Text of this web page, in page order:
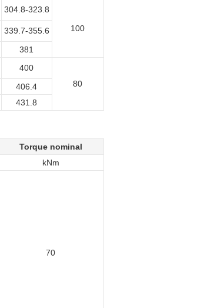
304.8-323.8
100
339.7-355.6
381
400
80
406.4
431.8
Torque nominal
kNm
70